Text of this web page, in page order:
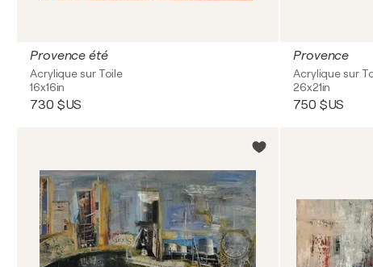
Provence été
Acrylique sur Toile
16x16in
730 $US
Provence
Acrylique sur
26x21in
750 $US